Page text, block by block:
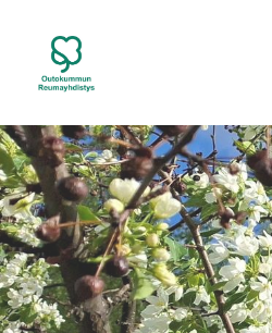
sivun
sisältöön
Outokummun